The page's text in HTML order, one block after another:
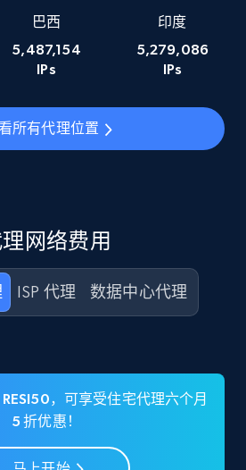
巴西
5,487,154
IPs
印度
5,279,086
IPs
所有代理位置
网络费用
ISP 代理 数据中心代理
，可享受住宅代理六个月
5 折优惠！